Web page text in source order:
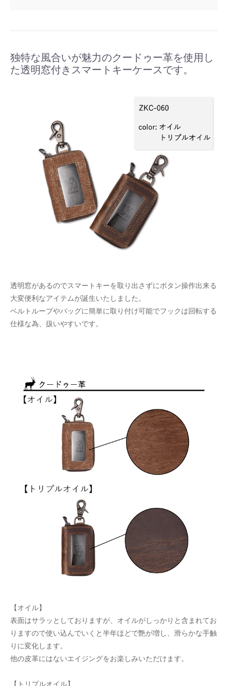
独特な風合いが魅力のクードゥー革を使用し
た透明窓付きスマートキーケースです。
透明窓があるのでスマートキーを取り出さずにボタン操作出来る
大変便利なアイテムが誕生いたしました。
ベルトループやバッグに簡単に取り付け可能でフックは回転する
仕様な為、扱いやすいです。
【オイル】
表面はサラッとしておりますが、オイルがしっかりと含まれてお
りますので使い込んでいくと半年ほどで艶が増し、滑らかな手触
りに変化します。
他の皮革にはないエイジングをお楽しみいただけます。
【トリプルオイル】